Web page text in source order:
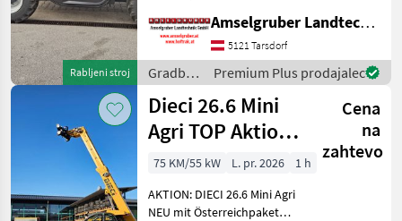
Rabljeni stroj
wurde - MADE BY DIECI!
AKTION: DIECI 26.6 E
Elektro Mini Agri NEU mit
Österreichpaket (TOP
Amselgruber Landtechnik GmbH
5121 Tarsdorf
Gradbeni
stroji /
Dieci
Premium Plus prodajalec
Dieci 26.6 Mini
Agri TOP Aktion
mit
Österreichpaket
Cena
na
zahtevo
75 KM/55 kW L. pr. 2026
1 h
AKTION: DIECI 26.6 Mini Agri
NEU mit Österreichpaket